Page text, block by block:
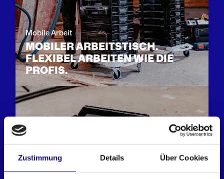
Zustimmung Details Über Cookies
Mobile Arbeit
MOBILER ARBEITSTISCH.
FLEXIBEL ARBEITEN WIE DIE
PROFIS.
Modulares System